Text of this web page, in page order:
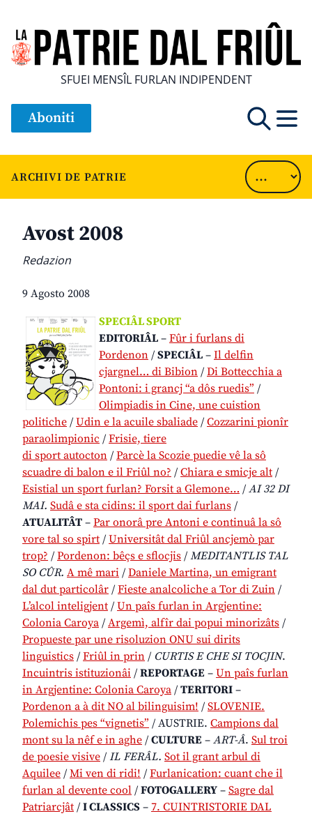
SFUEI MENSÎL FURLAN INDIPENDENT
Aboniti
ARCHIVI DE PATRIE
Avost 2008
Redazion
9 Agosto 2008
SPECIÂL SPORT
EDITORIÂL – Fûr i furlans di
Pordenon / SPECIÂL – Il delfin
cjargnel… di Bibion / Di Bottecchia a
Pontoni: i grancj “a dôs ruedis” /
Olimpiadis in Cine, une cuistion
politiche / Udin e la acuile sbaliade / Cozzarini pionîr
paraolimpionic / Frisie, tiere
di sport autocton / Parcè la Scozie puedie vê la sô
scuadre di balon e il Friûl no? / Chiara e smicje alt /
Esistial un sport furlan? Forsit a Glemone… / AI 32 DI
MAI. Sudâ e sta cidins: il sport dai furlans /
ATUALITÂT – Par onorâ pre Antoni e continuâ la sô
vore tal so spirt / Universitât dal Friûl ancjemò par
trop? / Pordenon: bêçs e sflocjis / MEDITANTLIS TAL
SO CÛR. A mê mari / Daniele Martina, un emigrant
dal dut particolâr / Fieste analcoliche a Tor di Zuin /
L’alcol inteligjent / Un paîs furlan in Argjentine:
Colonia Caroya / Argemì, alfîr dai popui minorizâts /
Propueste par une risoluzion ONU sui dirits
linguistics / Friûl in prin / CURTIS E CHE SI TOCJIN.
Incuintris istituzionâi / REPORTAGE – Un paîs furlan
in Argjentine: Colonia Caroya / TERITORI –
Pordenon a à dit NO al bilinguisim! / SLOVENIE.
Polemichis pes “vignetis” / AUSTRIE. Campions dal
mont su la nêf e in aghe / CULTURE – ART-Â. Sul troi
de poesie visive / IL FERÂL. Sot il grant arbul di
Aquilee / Mi ven di ridi! / Furlanication: cuant che il
furlan al devente cool / FOTOGALLERY – Sagre dal
Patriarcjât / I CLASSICS – 7. CUINTRISTORIE DAL